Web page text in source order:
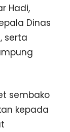
Hadi,
Dinas
serta
sembako
kepada